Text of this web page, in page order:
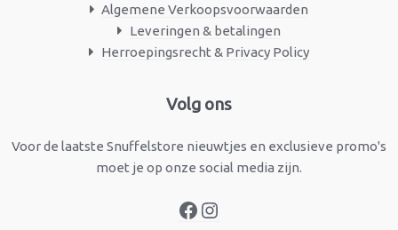
Algemene Verkoopsvoorwaarden
Leveringen & betalingen
Herroepingsrecht & Privacy Policy
Volg ons
Voor de laatste Snuffelstore nieuwtjes en exclusieve promo's
moet je op onze social media zijn.
Facebook